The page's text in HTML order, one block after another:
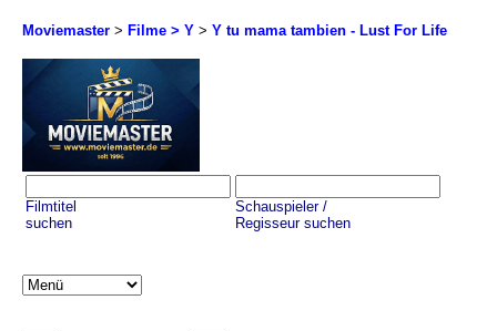
Moviemaster > Filme > Y > Y tu mama tambien - Lust For Life
Filmtitel
suchen
Schauspieler /
Regisseur suchen